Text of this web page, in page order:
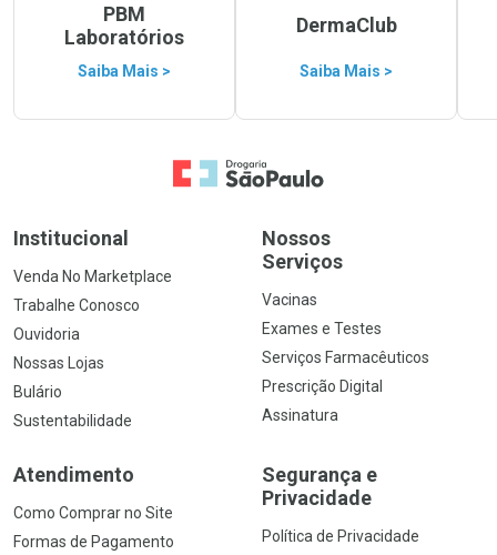
PBM
Laboratórios
Saiba Mais >
DermaClub
Saiba Mais >
Ir para a Home
Institucional
Venda No Marketplace
Trabalhe Conosco
Ouvidoria
Nossas Lojas
Bulário
Sustentabilidade
Nossos
Serviços
Vacinas
Exames e Testes
Serviços Farmacêuticos
Prescrição Digital
Assinatura
Atendimento
Como Comprar no Site
Formas de Pagamento
Segurança e
Privacidade
Política de Privacidade